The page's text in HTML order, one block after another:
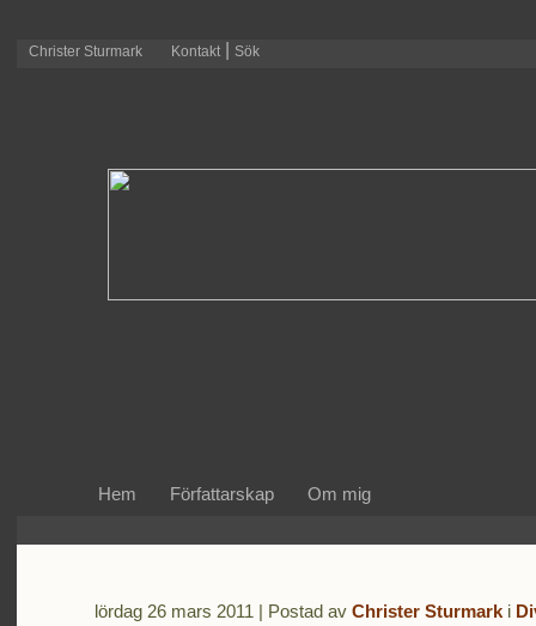
Christer Sturmark Kontakt| Sök
Hem Författarskap Om mig
lördag 26 mars 2011 | Postad av Christer Sturmarki